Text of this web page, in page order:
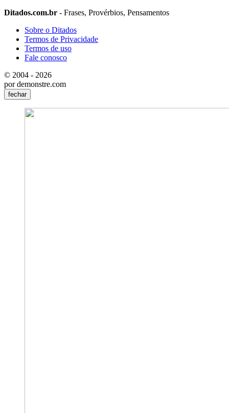
Ditados.com.br - Frases, Provérbios, Pensamentos
Sobre o Ditados
Termos de Privacidade
Termos de uso
Fale conosco
© 2004 - 2026
por demonstre.com
fechar